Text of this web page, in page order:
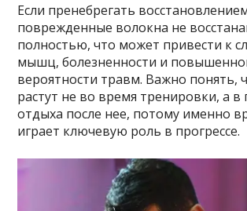
Если пренебрегать
поврежденные волокна не
полностью, что может привести к
мышц, болезненности и
вероятности травм. Важно
растут не во время тренировки, а
отдыха после нее, потому именно
играет ключевую роль в прогрессе.